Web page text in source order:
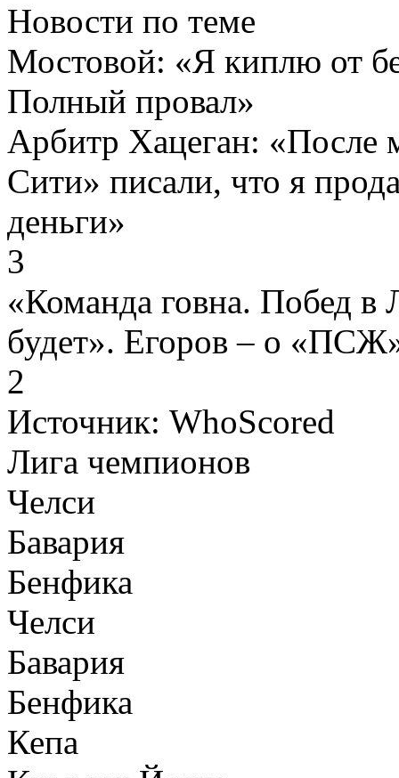
Новости по теме
Мостовой: «Я киплю от
Полный провал»
Арбитр Хацеган:
Сити» писали, что я
деньги»
3
«Команда говна. Побед
будет». Егоров – о
2
Источник: WhoScored
Лига чемпионов
Челси
Бавария
Бенфика
Челси
Бавария
Бенфика
Кепа